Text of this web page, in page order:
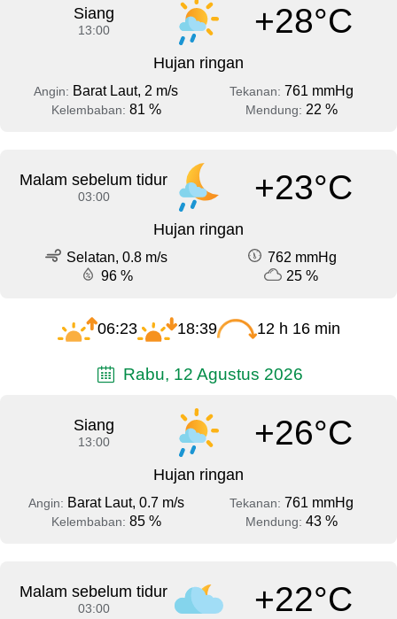
Siang
13:00 +28°C
Hujan ringan
Angin: Barat Laut, 2 m/s Tekanan: 761 mmHg
Kelembaban: 81 % Mendung: 22 %
Malam sebelum tidur
03:00 +23°C
Hujan ringan
Selatan, 0.8 m/s
762 mmHg
96 %
25 %
06:23 18:39 12 h 16 min
Rabu, 12 Agustus 2026
Siang
13:00 +26°C
Hujan ringan
Angin: Barat Laut, 0.7 m/s Tekanan: 761 mmHg
Kelembaban: 85 % Mendung: 43 %
Malam sebelum tidur
03:00 +22°C